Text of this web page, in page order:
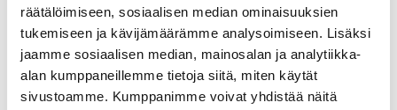
räätälöimiseen, sosiaalisen median ominaisuuksien
tukemiseen ja kävijämäärämme analysoimiseen. Lisäksi
jaamme sosiaalisen median, mainosalan ja analytiikka-
alan kumppaneillemme tietoja siitä, miten käytät
sivustoamme. Kumppanimme voivat yhdistää näitä
Verkkokirjasto